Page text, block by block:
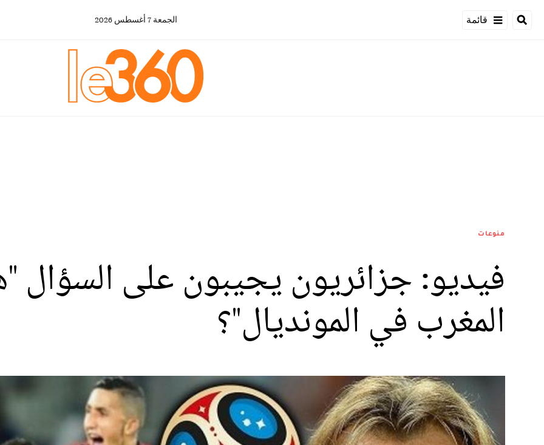
قائمة الجمعة 7 أغسطس 2026
منوعات
فيديو: جزائريون يجيبون على
المغرب في المونديال"؟